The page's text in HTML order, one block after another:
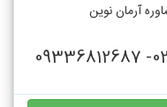
آرمان نوین